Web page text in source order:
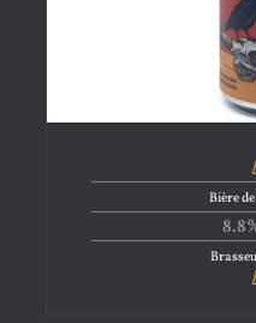
Bière